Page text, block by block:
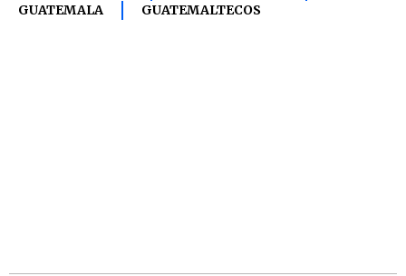
GUATEMALA
GUATEMALTECOS